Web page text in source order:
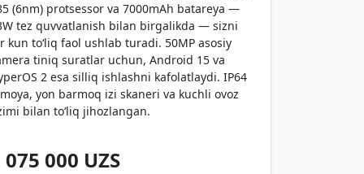
(6nm) protsessor va 7000mAh batareya —
tez quvvatlanish bilan birgalikda — sizni
kun to‘liq faol ushlab turadi. 50MP asosiy
tiniq suratlar uchun, Android 15 va
2 esa silliq ishlashni kafolatlaydi. IP64
yon barmoq izi skaneri va kuchli ovoz
bilan to‘liq jihozlangan.
075 000 UZS